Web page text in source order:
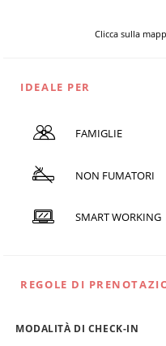
Clicca sulla
IDEALE PER
FAMIGLIE
NON FUMATORI
SMART WORKING
REGOLE DI
MODALITÀ DI CHECK-IN